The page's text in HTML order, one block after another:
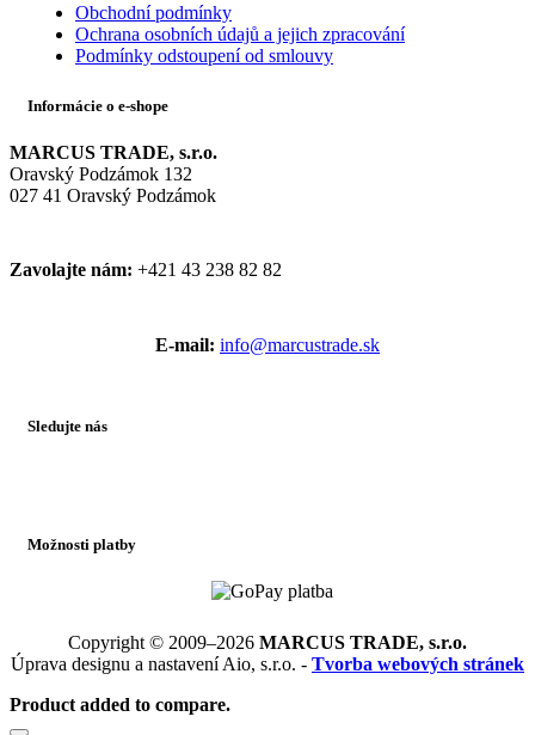
Obchodní podmínky
Ochrana osobních údajů a jejich zpracování
Podmínky odstoupení od smlouvy
Informácie o e-shope
MARCUS TRADE, s.r.o.
Oravský Podzámok 132
027 41 Oravský Podzámok
Zavolajte nám: +421 43 238 82 82
E-mail: info@marcustrade.sk
Sledujte nás
Možnosti platby
Copyright © 2009–2026 MARCUS TRADE, s.r.o.
Úprava designu a nastavení Aio, s.r.o. - Tvorba webových stránek
Product added to compare.